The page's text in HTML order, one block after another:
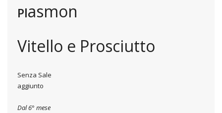
Plasmon
Vitello e Prosciutto
Senza Sale
aggiunto
Dal 6° mese